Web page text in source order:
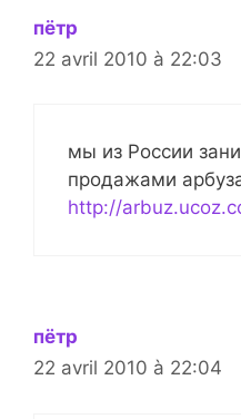
пётр
22 avril 2010 à 22:03
мы из России
продажами
http://
пётр
22 avril 2010 à 22:04